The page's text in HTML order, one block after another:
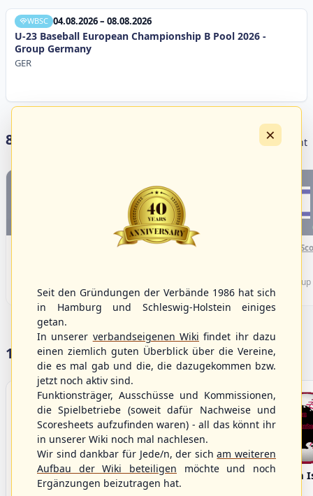
WBSC 04.08.2026 – 08.08.2026
U-23 Baseball European Championship B Pool 2026 -
Group Germany
GER
8 Livestreams heute Livestream Übersicht
(F)
Box-Score
Germany
WBSC Europe
15:40 Uhr Box-
Championship B Pool 2026 - Group
Spain
17 Vereine im S/HBV
Bargenstedt
Beavers
Elmshorn Alligators Fehmarn
×
Seit den Gründungen der Verbände 1986 hat sich
in Hamburg und Schleswig-Holstein einiges
getan.
In unserer verbandseigenen Wiki findet ihr dazu
einen ziemlich guten Überblick über die Vereine,
die es mal gab und die, die dazugekommen bzw.
jetzt noch aktiv sind.
Funktionsträger, Ausschüsse und Kommissionen,
die Spielbetriebe (soweit dafür Nachweise und
Scoresheets aufzufinden waren) - all das könnt ihr
in unserer Wiki noch mal nachlesen.
Wir sind dankbar für Jede/n, der sicham weiteren
Aufbau der Wiki beteiligen möchte und noch
Ergänzungen beizutragen hat.